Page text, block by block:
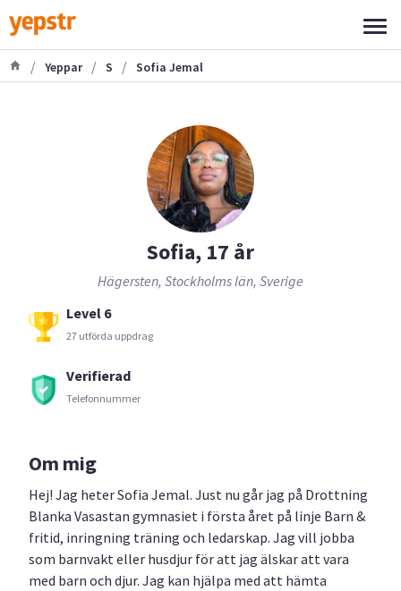
/ Yeppar / S / Sofia Jemal
Sofia, 17 år
Hägersten, Stockholms län, Sverige
Level 6
27 utförda uppdrag
Verifierad
Telefonnummer
Om mig
Hej! Jag heter Sofia Jemal. Just nu går jag på Drottning
Blanka Vasastan gymnasiet i första året på linje Barn &
fritid, inringning träning och ledarskap. Jag vill jobba
som barnvakt eller husdjur för att jag älskar att vara
med barn och djur. Jag kan hjälpa med att hämta